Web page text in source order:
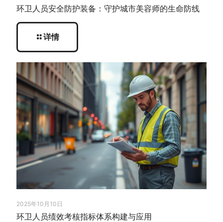
环卫人员安全防护装备：守护城市美容师的生命防线
详情
2025年10月10日
环卫人员绩效考核指标体系构建与应用